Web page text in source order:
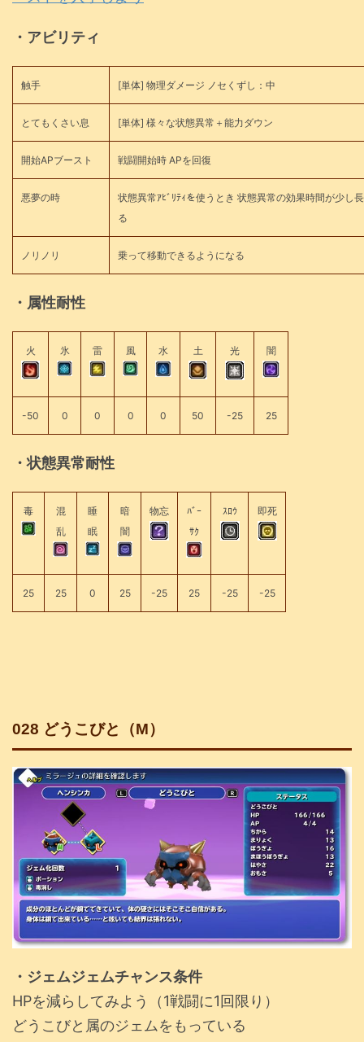
・アビリティ
触手 [単体] 物理ダメージ ノセくずし：中
とてもくさい息 [単体] 様々な状態異常＋能力ダウン
開始APブースト 戦闘開始時 APを回復
悪夢の時
状態異常ｱﾋﾞﾘﾃｨを使うとき 状態異常の効果時間が少し
る
ノリノリ 乗って移動できるようになる
・属性耐性
火 氷 雷 風 水 土 光 闇
-50 0 0 0 0 50 -25 25
・状態異常耐性
毒
混
乱
睡
眠
暗
闇
物忘
ﾊﾞｰ
ｻｸ
ｽﾛｳ 即死
25 25 0 25 -25 25 -25 -25
028 どうこびと（M）
・ジェムジェムチャンス条件
HPを減らしてみよう（1戦闘に1回限り）
どうこびと属のジェムをもっている